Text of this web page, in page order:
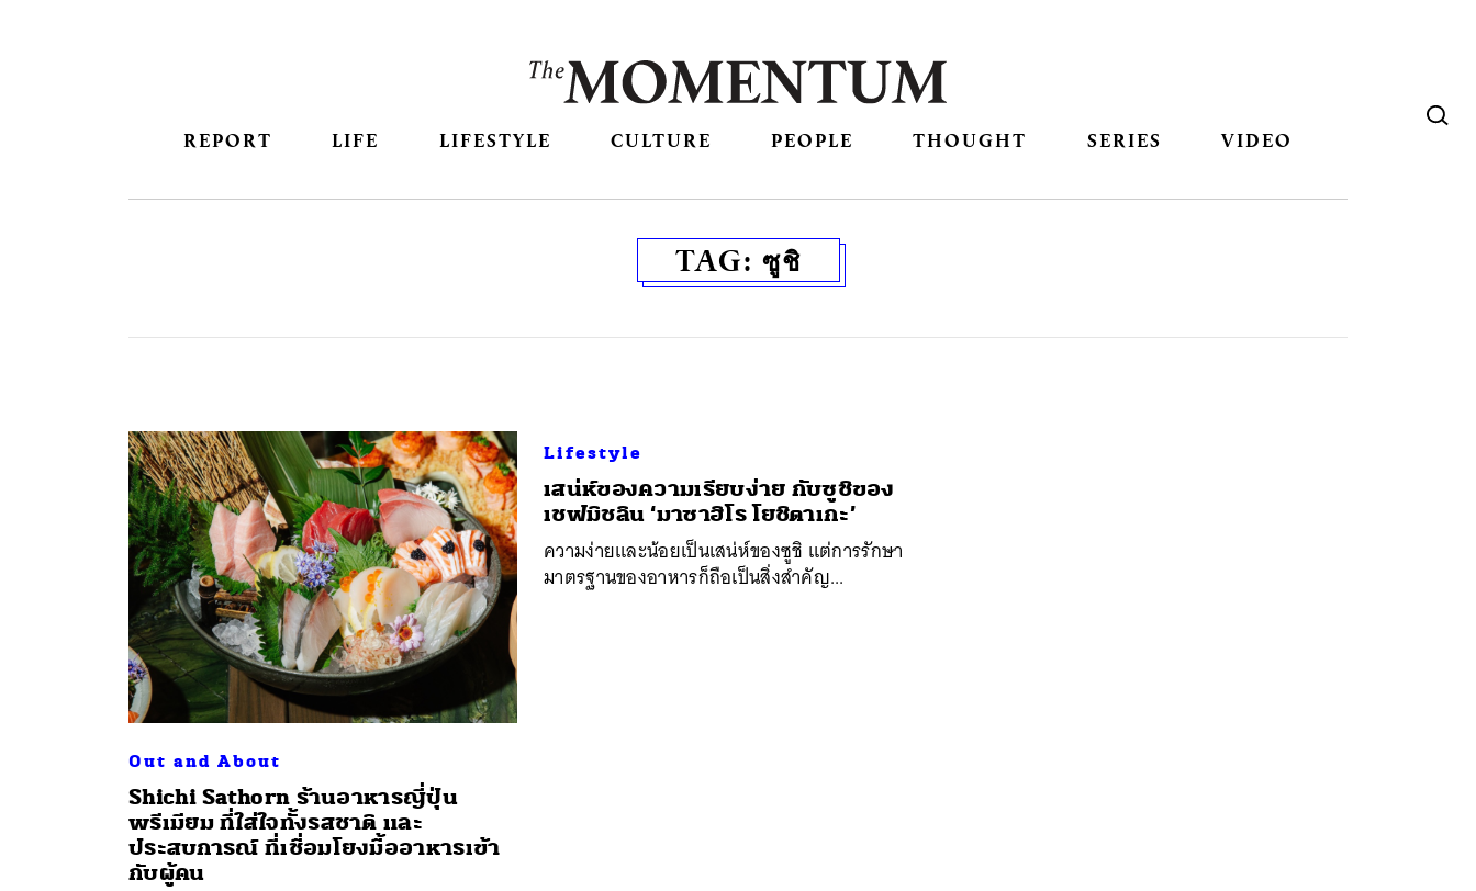
REPORT LIFE LIFESTYLE CULTURE PEOPLE THOUGHT SERIES VIDEO
TAG: ซูชิ
Out and About
Shichi Sathorn ร้านอาหารญี่ปุ่น
พรีเมียม ที่ใส่ใจทั้งรสชาติ และ
ประสบการณ์ ที่เชื่อมโยงมื้ออาหารเข้า
กับผู้คน
Lifestyle
​เสน่ห์ของความเรียบง่าย กับซูชิของ
เชฟมิชลิน ‘มาซาฮิโร โยชิตาเกะ’
ความง่ายและน้อยเป็นเสน่ห์ของซูชิ แต่การรักษา
มาตรฐานของอาหารก็ถือเป็นสิ่งสำคัญ...